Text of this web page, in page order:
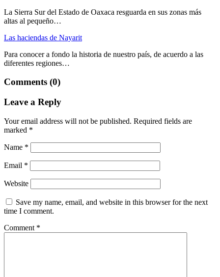
La Sierra Sur del Estado de Oaxaca resguarda en sus zonas más
altas al pequeño…
Las haciendas de Nayarit
Para conocer a fondo la historia de nuestro país, de acuerdo a las
diferentes regiones…
Comments (0)
Leave a Reply
Your email address will not be published. Required fields are
marked *
Name *
Email *
Website
Save my name, email, and website in this browser for the next
time I comment.
Comment *